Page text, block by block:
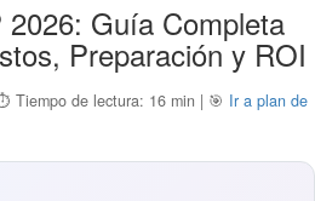
Guía Completa
Preparación y ROI
Tiempo de lectura: 16 min | 🎯 Ir a plan de